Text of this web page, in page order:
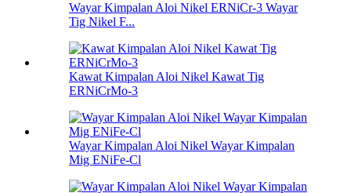
Wayar Kimpalan Aloi Nikel ERNiCr-3 Wayar
Tig Nikel F...
Kawat Kimpalan Aloi Nikel Kawat Tig
ERNiCrMo-3
Wayar Kimpalan Aloi Nikel Wayar Kimpalan
Mig ENiFe-Cl